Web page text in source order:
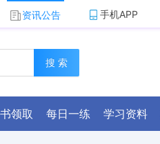
资讯公告 手机APP
搜 索
领取 每日一练 学习资料